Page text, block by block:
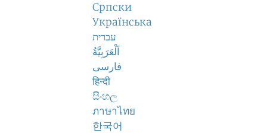
Српски
Українська
עברית
اَلْعَرَبِيَّةُ
فارسی
हिन्दी
සිංහල
ภาษาไทย
한국어